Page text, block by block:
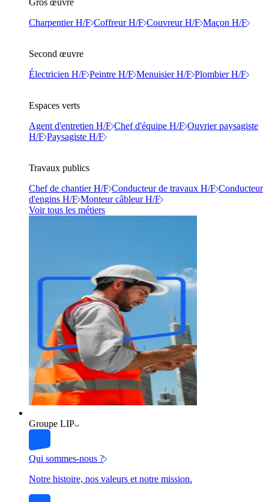
Gros œuvre
Charpentier H/F Coffreur H/F Couvreur H/F Maçon H/F
Second œuvre
Électricien H/F Peintre H/F Menuisier H/F Plombier H/F
Espaces verts
Agent d'entretien H/F Chef d'équipe H/F Ouvrier paysagiste
H/F Paysagiste H/F
Travaux publics
Chef de chantier H/F Conducteur de travaux H/F Conducteur
d'engins H/F Monteur câbleur H/F
Voir tous les métiers
Groupe LIP
Qui sommes-nous ?
Notre histoire, nos valeurs et notre mission.